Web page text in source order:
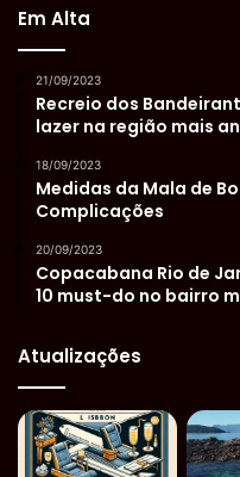
Em Alta
21/09/2023
Recreio dos
lazer na região mais
18/09/2023
Medidas da Mala de
Complicações
20/09/2023
Copacabana Rio de
10 must-do no bairro
Atualizações